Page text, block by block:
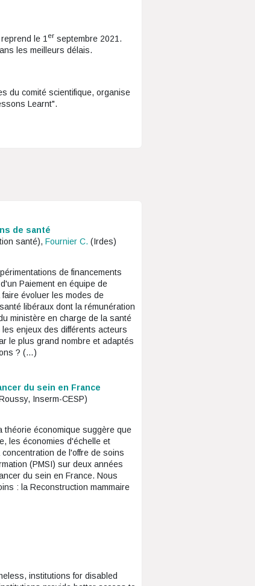
le 1 er septembre 2021.
les meilleurs délais.
du comité scientifique, organise
Learnt".
de santé
santé), Fournier C. (Irdes)
de financements
Paiement en équipe de
évoluer les modes de
libéraux dont la rémunération
ministère en charge de la santé
enjeux des différents acteurs
le plus grand nombre et adaptés
? (…)
du sein en France
Inserm-CESP)
économique suggère que
les économies d'échelle et
de l'offre de soins
(PMSI) sur deux années
du sein en France. Nous
: la Reconstruction mammaire
institutions for disabled